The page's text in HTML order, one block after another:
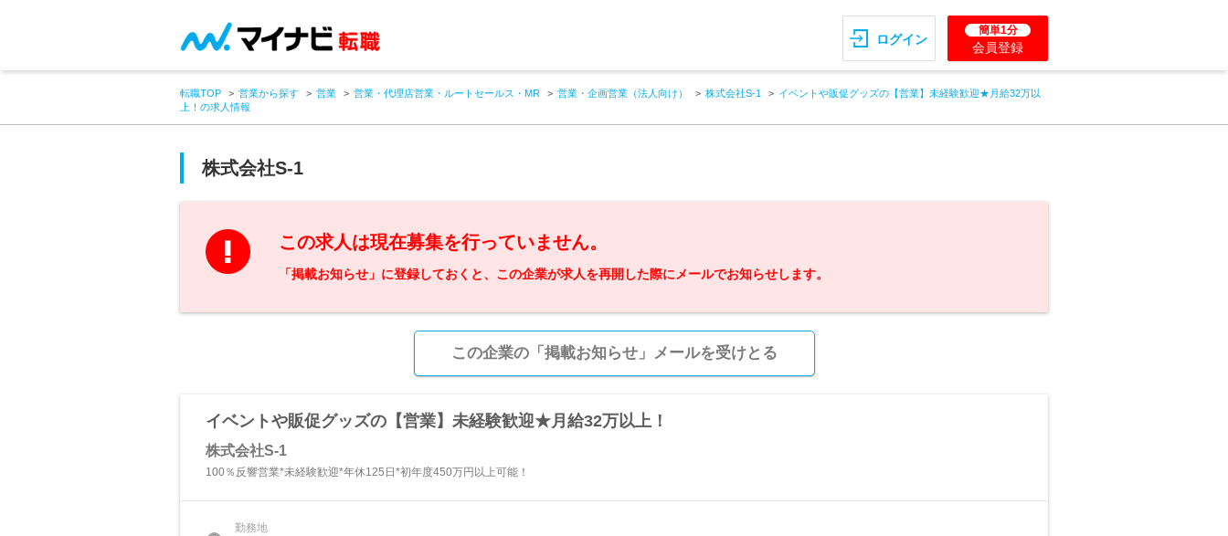
ログイン
簡単1分
会員登録
転職TOP 営業から探す 営業 営業・代理店営業・ルートセールス・MR 営業・企画営業（法人向け） 株式会社S-1
イベントや販促グッズの【営業】未経験歓迎★月給32万以
上！の求人情報
株式会社S-1
この求人は現在募集を行っていません。
「掲載お知らせ」に登録しておくと、この企業が求人を再開した際にメールでお知らせします。
この企業の「掲載お知らせ」メールを受けとる
イベントや販促グッズの【営業】未経験歓迎★月給32万以上！
株式会社S-1
100％反響営業*未経験歓迎*年休125日*初年度450万円以上可能！
勤務地